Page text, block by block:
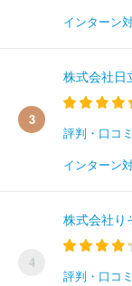
インターン
3
株式会社日
評判・口コミ
インターン
4
株式会社り
評判・口コミ